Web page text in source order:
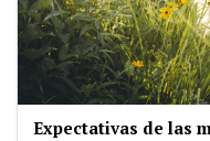
Expectativas de las